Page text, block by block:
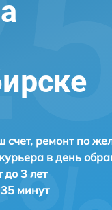
счет, ремонт по
в день
до 3 лет
минут